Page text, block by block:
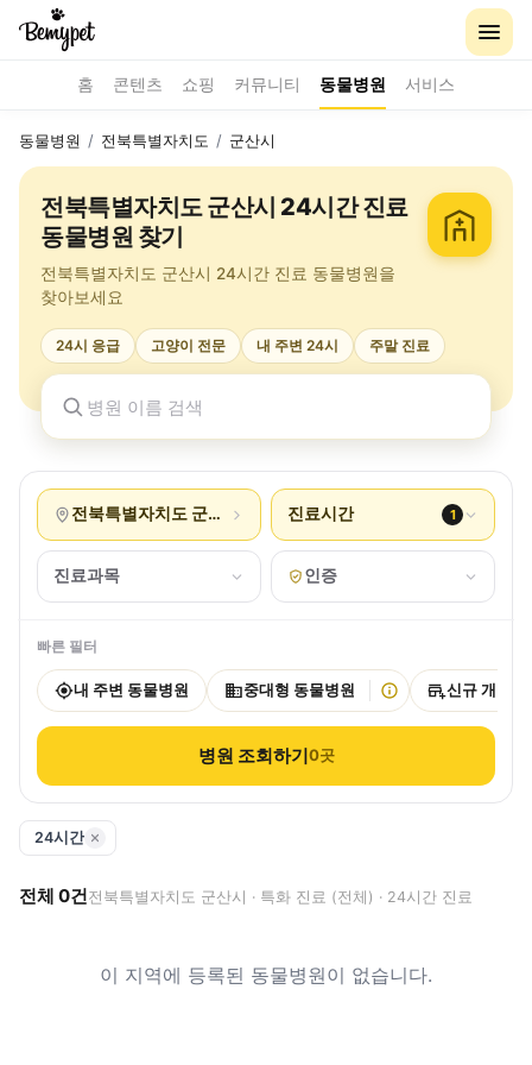
홈 콘텐츠 쇼핑 커뮤니티 동물병원 서비스
동물병원 / 전북특별자치도 / 군산시
전북특별자치도 군산시 24시간 진료
동물병원 찾기
전북특별자치도 군산시 24시간 진료 동물병원을
찾아보세요
24시 응급 고양이 전문 내 주변 24시 주말 진료
전북특별자치도 군산시 진료시간 1
진료과목 인증
빠른 필터
내 주변 동물병원 중대형 동물병원 신규 개원
병원 조회하기0곳
24시간
전체 0건전북특별자치도 군산시 · 특화 진료 (전체) · 24시간 진료
이 지역에 등록된 동물병원이 없습니다.